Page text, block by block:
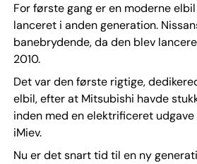
For første gang er en moderne
lanceret i anden generation.
banebrydende, da den blev
2010.
Det var den første rigtige,
elbil, efter at Mitsubishi havde
inden med en elektrificeret
iMiev.
Nu er det snart tid til en ny